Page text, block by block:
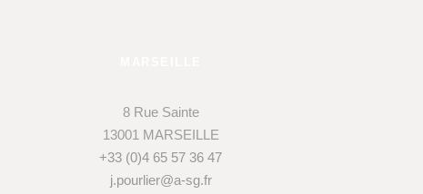
8 Rue Sainte
13001 MARSEILLE
+33 (0)4 65 57 36 47
j.pourlier@a-sg.fr